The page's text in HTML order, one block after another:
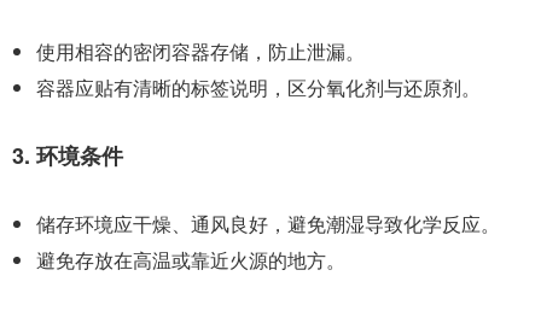
使用相容的密闭容器存储，防止泄漏。
容器应贴有清晰的标签说明，区分氧化剂与还原剂。
3. 环境条件
储存环境应干燥、通风良好，避免潮湿导致化学反应。
避免存放在高温或靠近火源的地方。